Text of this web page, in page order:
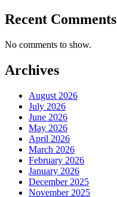
Recent Comments
No comments to show.
Archives
August 2026
July 2026
June 2026
May 2026
April 2026
March 2026
February 2026
January 2026
December 2025
November 2025